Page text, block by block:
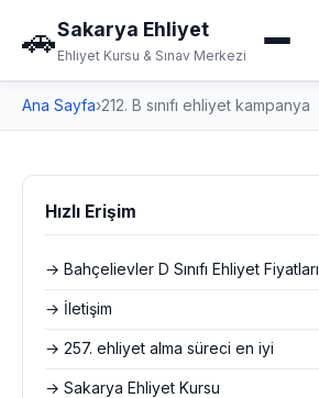
🚗Sakarya Ehliyet
Ehliyet Kursu & Sınav Merkezi
Ana Sayfa›212. B sınıfı ehliyet kampanya
Hızlı Erişim
→ Bahçelievler D Sınıfı Ehliyet Fiyatları
→ İletişim
→ 257. ehliyet alma süreci en iyi
→ Sakarya Ehliyet Kursu